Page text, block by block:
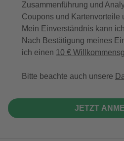
Zusammenführung und
Coupons und Kartenvorteile
Mein Einverständnis kann
Nach Bestätigung meines
ich einen 10 €
Bitte beachte auch unsere
JETZT